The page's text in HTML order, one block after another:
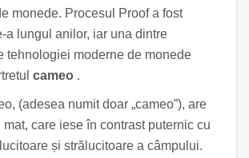
monede. Procesul Proof a fost
a lungul anilor, iar una dintre
tehnologiei moderne de monede
cameo .
(adesea numit doar „cameo”), are
mat, care iese în contrast puternic cu
și strălucitoare a câmpului.